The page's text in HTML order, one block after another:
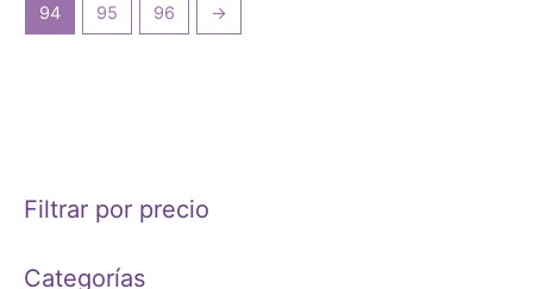
Filtrar por precio
Categorías
94 95 96 →